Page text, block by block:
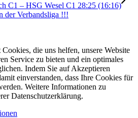
C1 – HSG Wesel C1 28:25 (16:16)
der Verbandsliga !!!
die uns helfen, unsere Website
Service zu bieten und ein optimales
Indem Sie auf Akzeptieren
einverstanden, dass Ihre Cookies für
Weitere Informationen zu
Datenschutzerklärung.